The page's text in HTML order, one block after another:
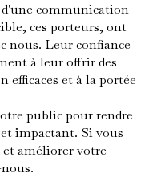
communication
ces porteurs, ont
nous. Leur confiance
à leur offrir des
et à la portée
public pour rendre
impactant. Si vous
et améliorer votre